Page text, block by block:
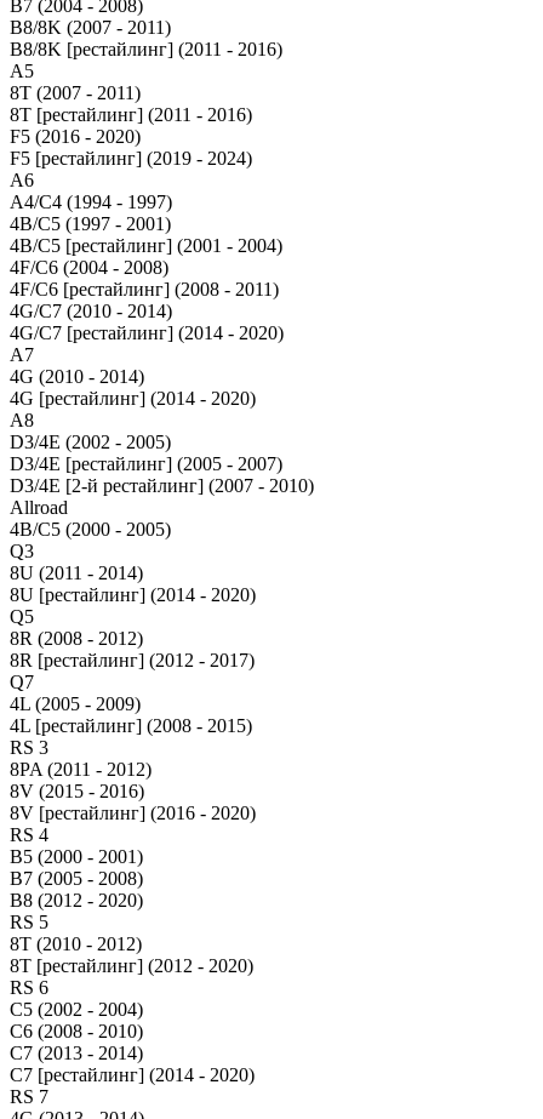
B7 (2004 - 2008)
B8/8K (2007 - 2011)
B8/8K [рестайлинг] (2011 - 2016)
A5
8T (2007 - 2011)
8T [рестайлинг] (2011 - 2016)
F5 (2016 - 2020)
F5 [рестайлинг] (2019 - 2024)
A6
A4/C4 (1994 - 1997)
4B/C5 (1997 - 2001)
4B/C5 [рестайлинг] (2001 - 2004)
4F/C6 (2004 - 2008)
4F/C6 [рестайлинг] (2008 - 2011)
4G/C7 (2010 - 2014)
4G/C7 [рестайлинг] (2014 - 2020)
A7
4G (2010 - 2014)
4G [рестайлинг] (2014 - 2020)
A8
D3/4E (2002 - 2005)
D3/4E [рестайлинг] (2005 - 2007)
D3/4E [2-й рестайлинг] (2007 - 2010)
Allroad
4B/C5 (2000 - 2005)
Q3
8U (2011 - 2014)
8U [рестайлинг] (2014 - 2020)
Q5
8R (2008 - 2012)
8R [рестайлинг] (2012 - 2017)
Q7
4L (2005 - 2009)
4L [рестайлинг] (2008 - 2015)
RS 3
8PA (2011 - 2012)
8V (2015 - 2016)
8V [рестайлинг] (2016 - 2020)
RS 4
B5 (2000 - 2001)
B7 (2005 - 2008)
B8 (2012 - 2020)
RS 5
8T (2010 - 2012)
8T [рестайлинг] (2012 - 2020)
RS 6
C5 (2002 - 2004)
C6 (2008 - 2010)
C7 (2013 - 2014)
C7 [рестайлинг] (2014 - 2020)
RS 7